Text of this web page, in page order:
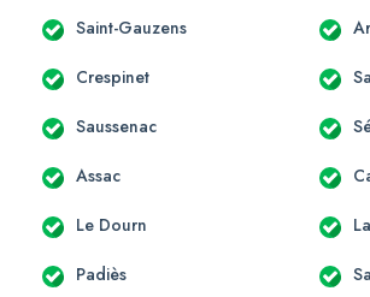
Saint-Gauzens
Crespinet
Saussenac
Assac
Le Dourn
Padiès